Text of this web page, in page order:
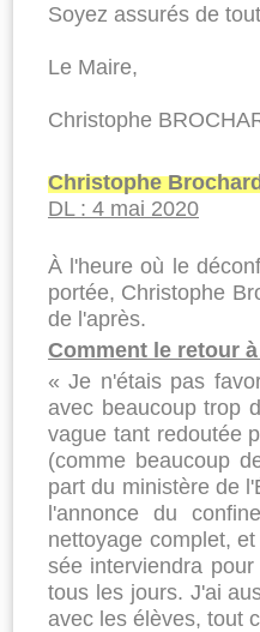
Soyez assurés de
Le Maire,
Christophe
Christophe
DL : 4 mai 2020
À l'heure où le
portée, Christophe
de l'après.
Comment le retour
« Je n'étais pas
avec beau­coup trop
vague tant redou­tée
(comme beaucoup
part du ministère de
l'annonce du
nettoyage complet,
sée interviendra
tous les jours. J'ai
avec les élèves, tout